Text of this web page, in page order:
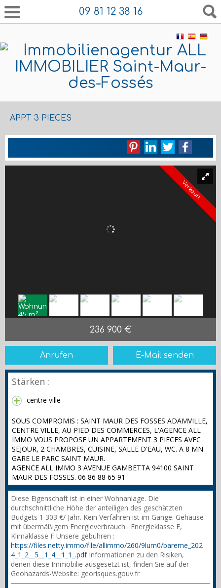
09 81 12 38 16
APPT 3 PIECES
Verkauft
236 900 €
Anrufen E-Mail senden
Stärken :
centre ville
SOUS COMPROMIS : SAINT MAUR DES FOSSES ADAMVILLE,
CENTRE VILLE, AU PIED DES COMMERCES, L'AGENCE ALL
IMMO VOUS PROPOSE UN APPARTEMENT 3 PIECES AVEC
SEJOUR, 2 CHAMBRES, CUISINE, SALLE D'EAU, WC. A 8 MN
GARE LE PARC SAINT MAUR.
AGENCE ALL IMMO 3 AVENUE GAMBETTA 94100 SAINT
MAUR DES FOSSES. 06 86 88 65 91
Diese Eigenschaft ist in einer Wohnanlage. Die
durchschnittliche Höhe der anteiligen des geschätzten
Budgets 1 303 €/ Jahr. Kein Verfahren ist im Gange. Gehäuse
mit übermäßigem Energieverbrauch : Energieklasse F,
Klimaklasse F Unsere gebühren :
https://files.netty.immo/file/allimmo/260/9lum0/bareme_202
4_1_2__5__1_4__1_1_.pdfInformationen zu den Risiken,
denen diese Immobilie ausgesetzt ist, finden Sie auf der
Geohazards-Website: georisques.gouv.fr